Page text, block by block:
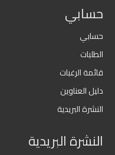
حسابي
حسابي
الطلبات
قائمة الرغبات
دليل العناوين
النشرة البريدية
النشرة البريدية